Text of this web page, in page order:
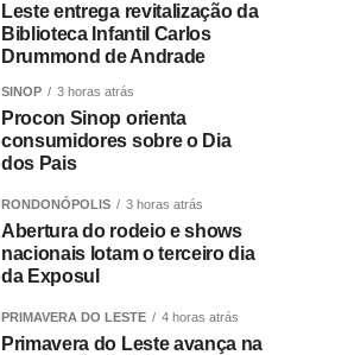
Leste entrega revitalização da
Biblioteca Infantil Carlos
Drummond de Andrade
SINOP 3 horas atrás
Procon Sinop orienta
consumidores sobre o Dia
dos Pais
RONDONÓPOLIS 3 horas atrás
Abertura do rodeio e shows
nacionais lotam o terceiro dia
da Exposul
PRIMAVERA DO LESTE 4 horas atrás
Primavera do Leste avança na